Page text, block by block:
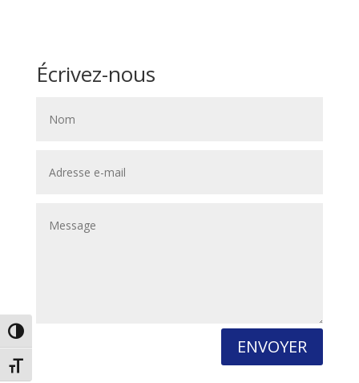
Passer en contraste élevé
Changer la taille de la police
Écrivez-nous
ENVOYER